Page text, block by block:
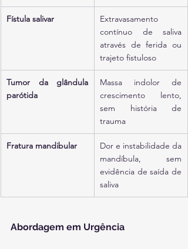
Fístula salivar
Extravasamento
contínuo de saliva
através de ferida ou
trajeto fistuloso
Tumor da glândula
parótida
Massa indolor de
crescimento lento,
sem história de
trauma
Fratura mandibular
Dor e instabilidade da
mandíbula, sem
evidência de saída de
saliva
Abordagem em Urgência